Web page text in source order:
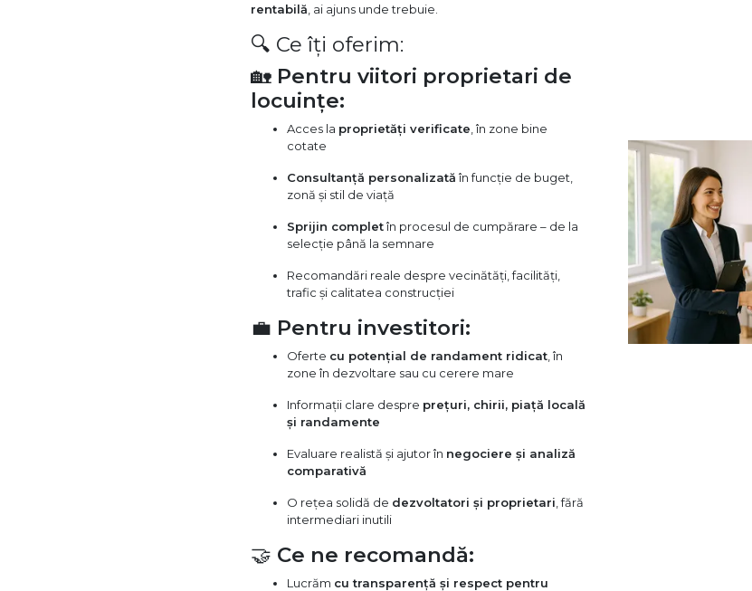
rentabilă , ai ajuns unde trebuie.
🔍 Ce îți oferim:
🏡 Pentru viitori proprietari de
locuințe:
Acces la proprietăți verificate , în zone bine
cotate
Consultanță personalizată în funcție de buget,
zonă și stil de viață
Sprijin completîn procesul de cumpărare – de la
selecție până la semnare
Recomandări reale despre vecinătăți, facilități,
trafic și calitatea construcției
💼 Pentru investitori:
Oferte cu potențial de randament ridicat , în
zone în dezvoltare sau cu cerere mare
Informații clare despre prețuri, chirii, piață locală
și randamente
Evaluare realistă și ajutor în negociere și analiză
comparativă
O rețea solidă de dezvoltatori și proprietari , fără
intermediari inutili
🤝 Ce ne recomandă:
Lucrăm cu transparență și respect pentru